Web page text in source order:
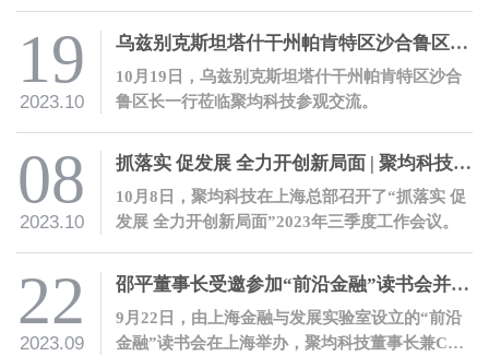
19
2023.10
乌兹别克斯坦塔什干州帕肯特区沙合鲁区长一行莅临聚均科技参观交流
10月19日，乌兹别克斯坦塔什干州帕肯特区沙合
鲁区长一行莅临聚均科技参观交流。
08
2023.10
抓落实 促发展 全力开创新局面 | 聚均科技召开2023年三季度工作会议
10月8日，聚均科技在上海总部召开了“抓落实 促
发展 全力开创新局面”2023年三季度工作会议。
22
2023.09
邵平董事长受邀参加“前沿金融”读书会并发表主题演讲
9月22日，由上海金融与发展实验室设立的“前沿
金融”读书会在上海举办，聚均科技董事长兼CEO